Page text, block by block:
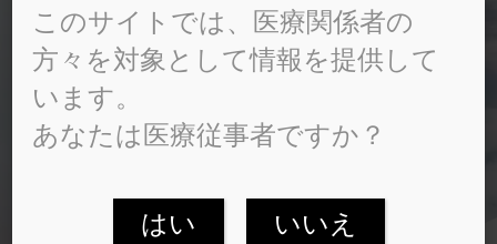
A BRIGHT
SOLUTIONFOR
MGD
このサイトでは、医療関係者の
方々を対象として情報を提供して
います。
あなたは医療従事者ですか？
はい いいえ